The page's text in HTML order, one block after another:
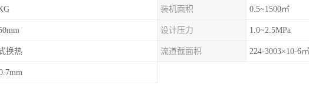
装机面积 0.5~1500㎡
设计压力 1.0~2.5MPa
换热 流道截面积 224-3003×10-6㎡